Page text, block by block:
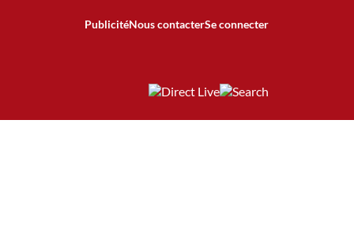
PublicitéNous contacterSe connecter